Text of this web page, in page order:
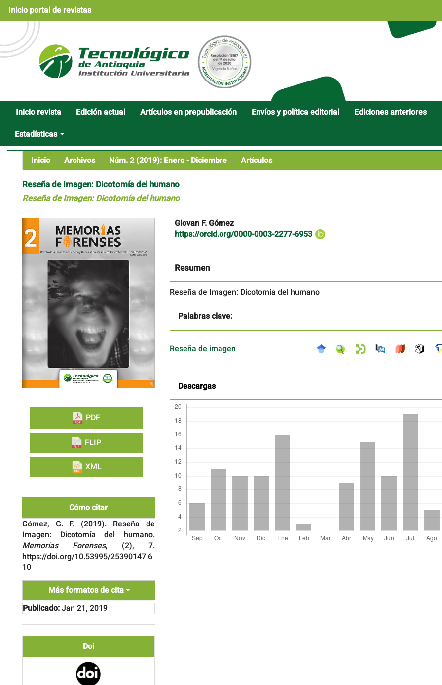
Navegación
principal
Contenido
principal
Barra
lateral
Inicio portal de revistas
Inicio revista Edición actual Artículos en prepublicación Envíos y política editorial Ediciones anteriores
Estadísticas
Inicio
Archivos Núm. 2 (2019): Enero - Diciembre Artículos
Reseña de Imagen: Dicotomía del humano
Reseña de Imagen: Dicotomía del humano
Barra
lateral
del
artículo
PDF
FLIP
XML
Cómo citar
Gómez, G. F. (2019). Reseña de
Imagen: Dicotomía del humano.
Memorias Forenses, (2), 7.
https://doi.org/10.53995/25390147.6
10
Más formatos de cita
Publicado:Jan 21, 2019
Doi
Contenido
principal
del
Giovan F. Gómez
https://orcid.org/0000-0003-2277-6953
Resumen
Reseña de Imagen: Dicotomía del humano
Palabras clave:
Reseña de imagen
Descargas